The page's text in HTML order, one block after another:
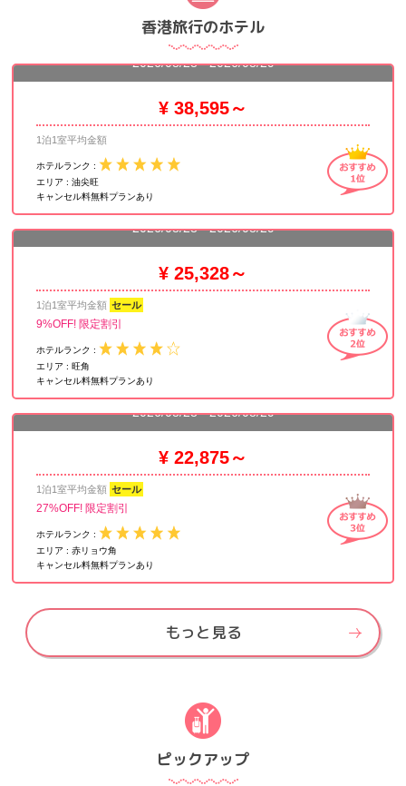
香港旅行のホテル
カオルーン シャングリ・ラ 香港 九竜香格里拉大酒店
2026/08/28 - 2026/08/29
¥ 38,595～
1泊1室平均金額
ホテルランク :
エリア :油尖旺
キャンセル料無料プランあり
2026/08/28 - 2026/08/29
¥ 25,328～
1泊1室平均金額 セール
9%OFF! 限定割引
ホテルランク :
エリア :旺角
キャンセル料無料プランあり
2026/08/28 - 2026/08/29
¥ 22,875～
1泊1室平均金額 セール
27%OFF! 限定割引
ホテルランク :
エリア :赤リョウ角
キャンセル料無料プランあり
もっと見る
ピックアップ